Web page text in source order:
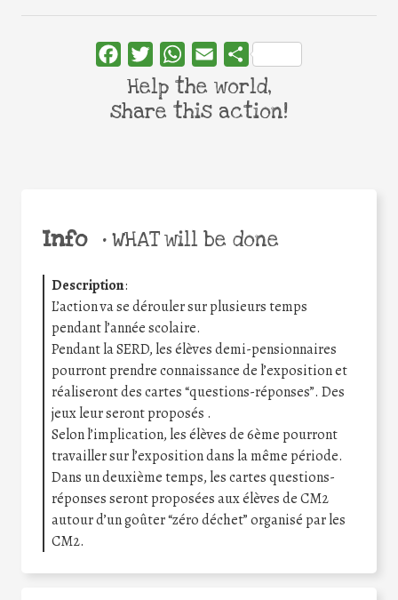
Info •WHAT will be done
Description:
L’action va se dérouler sur plusieurs temps
pendant l’année scolaire.
Pendant la SERD, les élèves demi-pensionnaires
pourront prendre connaissance de l’exposition et
réaliseront des cartes “questions-réponses”. Des
jeux leur seront proposés .
Selon l’implication, les élèves de 6ème pourront
travailler sur l’exposition dans la même période.
Dans un deuxième temps, les cartes questions-
réponses seront proposées aux élèves de CM2
autour d’un goûter “zéro déchet” organisé par les
CM2.
FacebookTwitterWhatsApp
Email Share
Help the world,
share this action!